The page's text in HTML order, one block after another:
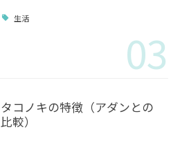
生活
03
タコノキの特徴（アダンとの
比較）